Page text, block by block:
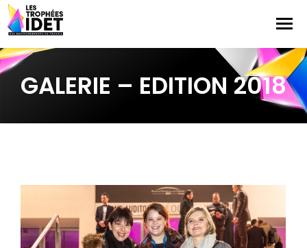
GALERIE – EDITION 2018